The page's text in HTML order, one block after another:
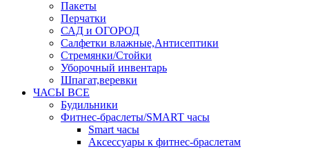
Пакеты
Перчатки
САД и ОГОРОД
Салфетки влажные,Антисептики
Стремянки/Стойки
Уборочный инвентарь
Шпагат,веревки
ЧАСЫ ВСЕ
Будильники
Фитнес-браслеты/SMART часы
Smart часы
Аксессуары к фитнес-браслетам